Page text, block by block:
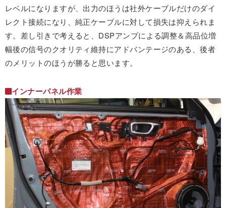
レベルになりますが、出力のほうは社外ケーブルだけのダイ
レクト接続になり、純正ケーブルに対して損失は抑えられま
す。差し引きで考えると、DSPアンプによる調整＆高品位増
幅後の信号のクオリティ維持にアドバンテージのある、後者
のメリットのほうが勝ると思います。
インナーパネル作業